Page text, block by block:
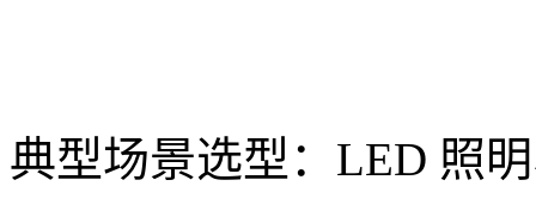
典型场景选型：LED 照